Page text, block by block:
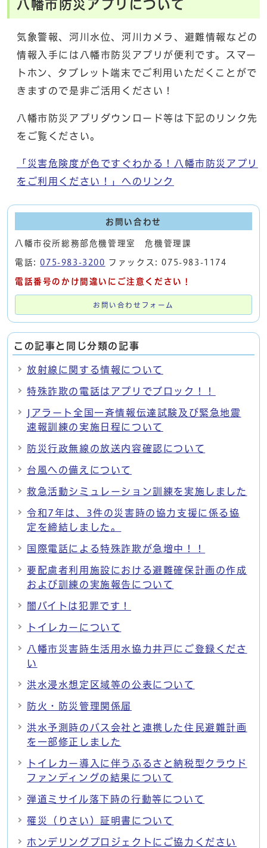
八幡市防災アプリについて
気象警報、河川水位、河川カメラ、避難情報などの
情報入手には八幡市防災アプリが便利です。スマー
トホン、タブレット端末でご利用いただくことがで
きますので是非ご活用ください！
八幡市防災アプリダウンロード等は下記のリンク先
をご覧ください。
「災害危険度が色ですぐわかる！八幡市防災アプリ
をご利用ください！」へのリンク
お問い合わせ
八幡市役所総務部危機管理室 危機管理課
電話:075-983-3200 ファックス: 075-983-1174
電話番号のかけ間違いにご注意ください！
お問い合わせフォーム
この記事と同じ分類の記事
放射線に関する情報について
特殊詐欺の電話はアプリでブロック！！
Jアラート全国一斉情報伝達試験及び緊急地震
速報訓練の実施日程について
防災行政無線の放送内容確認について
台風への備えについて
救急活動シミュレーション訓練を実施しました
令和7年は、3件の災害時の協力支援に係る協
定を締結しました。
国際電話による特殊詐欺が急増中！！
要配慮者利用施設における避難確保計画の作成
および訓練の実施報告について
闇バイトは犯罪です！
トイレカーについて
八幡市災害時生活用水協力井戸にご登録くださ
い
洪水浸水想定区域等の公表について
防火・防災管理関係届
洪水予測時のバス会社と連携した住民避難計画
を一部修正しました
トイレカー導入に伴うふるさと納税型クラウド
ファンディングの結果について
弾道ミサイル落下時の行動等について
罹災（りさい）証明書について
ホンデリングプロジェクトにご協力ください